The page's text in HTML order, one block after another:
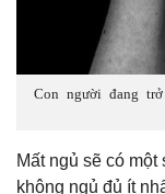
Con người đang
Mất ngủ sẽ có
không ngủ đủ ít